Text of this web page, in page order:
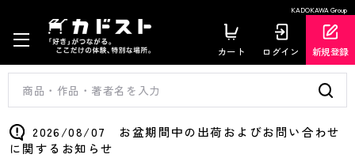
KADOKAWA Group
カート ログイン 新規登録
2026/08/07 お盆期間中の出荷およびお問い合わせ
に関するお知らせ